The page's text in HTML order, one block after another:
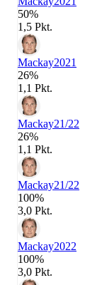
50%
1,5 Pkt.
Mackay2021
26%
1,1 Pkt.
Mackay21/22
26%
1,1 Pkt.
Mackay21/22
100%
3,0 Pkt.
Mackay2022
100%
3,0 Pkt.